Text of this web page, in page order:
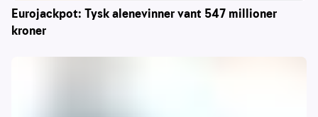
Eurojackpot: Tysk alenevinner vant 547 millioner
kroner